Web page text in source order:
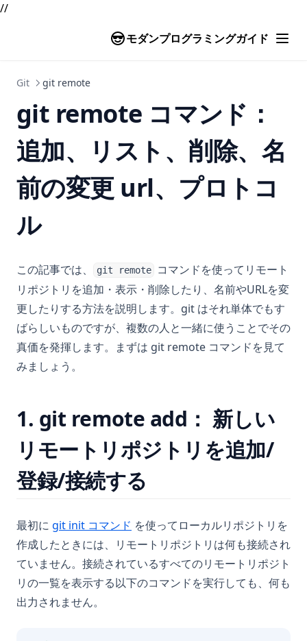
//
モダンプログラミングガイド
Git git remote
git remote コマンド：
追加、リスト、削除、名
前の変更 url、プロトコ
ル
この記事では、 git remote
コマンドを使ってリモート
リポジトリを追加・表示・削除したり、名前やURLを変
更したりする方法を説明します。git はそれ単体でもす
ばらしいものですが、複数の人と一緒に使うことでその
真価を発揮します。まずは git remote コマンドを見て
みましょう。
1. git remote add： 新しい
リモートリポジトリを追加/
登録/接続する
最初に git init コマンド を使ってローカルリポジトリを
作成したときには、リモートリポジトリは何も接続され
ていません。接続されているすべてのリモートリポジト
リの一覧を表示する以下のコマンドを実行しても、何も
出力されません。